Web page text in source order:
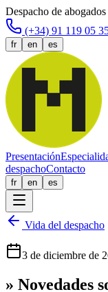
Despacho de
(+34) 91 119 05
fr en es
Presentación
despachoContacto
fr en es
Vida del despacho
3 de diciembre de
» Novedades